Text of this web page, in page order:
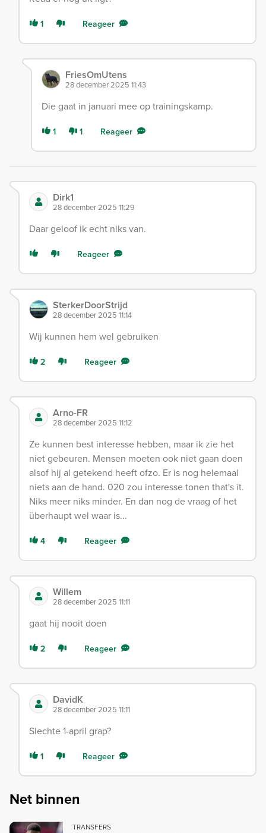
1 Reageer
FriesOmUtens
28 december 2025 11:43
Die gaat in januari mee op trainingskamp.
1 1 Reageer
Dirk1
28 december 2025 11:29
Daar geloof ik echt niks van.
Reageer
SterkerDoorStrijd
28 december 2025 11:14
Wij kunnen hem wel gebruiken
2 Reageer
Arno-FR
28 december 2025 11:12
Ze kunnen best interesse hebben, maar ik zie het
niet gebeuren. Mensen moeten ook niet gaan doen
alsof hij al getekend heeft ofzo. Er is nog helemaal
niets aan de hand. 020 zou interesse tonen that's it.
Niks meer niks minder. En dan nog de vraag of het
überhaupt wel waar is...
4 Reageer
Willem
28 december 2025 11:11
gaat hij nooit doen
2 Reageer
DavidK
28 december 2025 11:11
Slechte 1-april grap?
1 Reageer
Net binnen
TRANSFERS